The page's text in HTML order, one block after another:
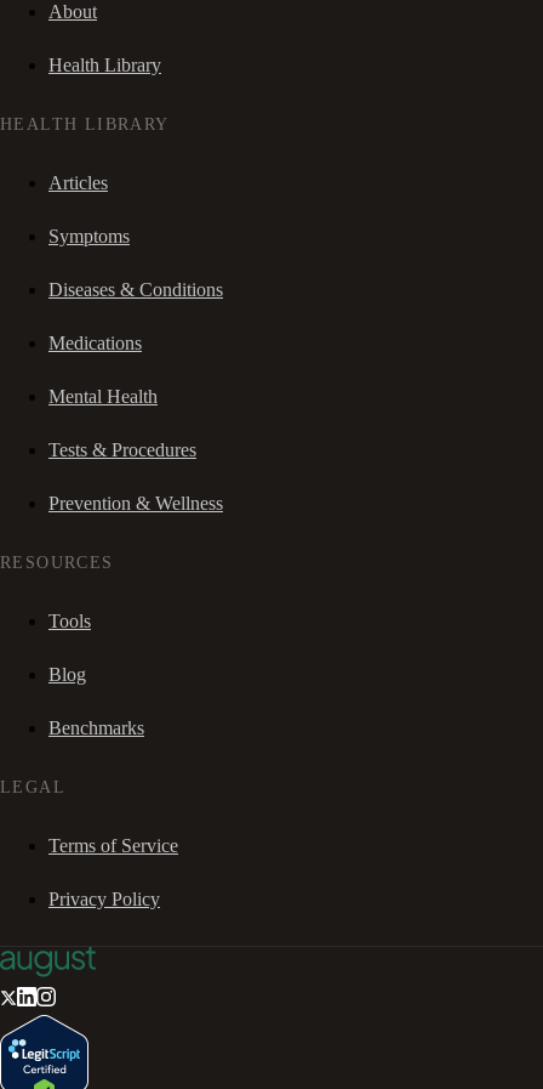
About
Health Library
HEALTH LIBRARY
Articles
Symptoms
Diseases & Conditions
Medications
Mental Health
Tests & Procedures
Prevention & Wellness
RESOURCES
Tools
Blog
Benchmarks
LEGAL
Terms of Service
Privacy Policy